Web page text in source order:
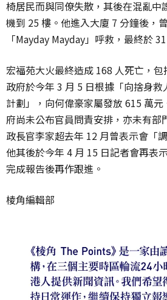
椅居民而與同僚失散，其後在混亂中
機到 25 樓。他進入大廈 7 分鐘後，
「Mayday Mayday」呼救，最終於
宏福苑大火最終造成 168 人死亡，包
政府於今年 3 月 5 日根據「向捨身
計劃」，向何偉豪家屬發放 615 萬元
府尚未公布官員問責安排，亦未有部
政長官李家超去年 12 月曾表示會「
他其後於今年 4 月 15 日記者會再表
完成報告後再作跟進。
棱角編輯部